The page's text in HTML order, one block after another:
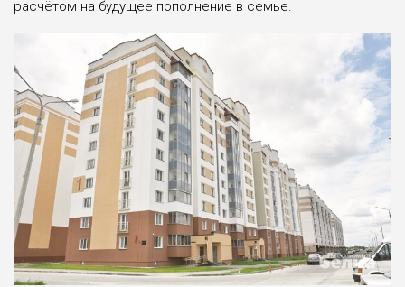
расчётом на будущее пополне­ние в семье.